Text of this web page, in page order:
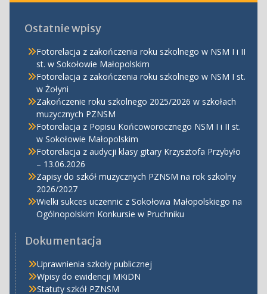
Ostatnie wpisy
Fotorelacja z zakończenia roku szkolnego w NSM I i II
st. w Sokołowie Małopolskim
Fotorelacja z zakończenia roku szkolnego w NSM I st.
w Żołyni
Zakończenie roku szkolnego 2025/2026 w szkołach
muzycznych PZNSM
Fotorelacja z Popisu Końcoworocznego NSM I i II st.
w Sokołowie Małopolskim
Fotorelacja z audycji klasy gitary Krzysztofa Przybyło
– 13.06.2026
Zapisy do szkół muzycznych PZNSM na rok szkolny
2026/2027
Wielki sukces uczennic z Sokołowa Małopolskiego na
Ogólnopolskim Konkursie w Pruchniku
Dokumentacja
Uprawnienia szkoły publicznej
Wpisy do ewidencji MKiDN
Statuty szkół PZNSM